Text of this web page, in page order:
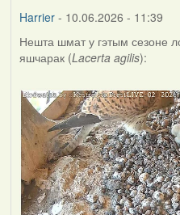
Harrier- 10.06.2026 - 11:39
Нешта шмат у гэтым сезоне
яшчарак (Lacerta agilis):